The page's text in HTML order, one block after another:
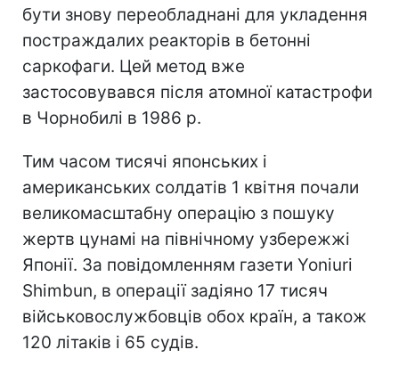
бути знову переобладнані для укладення
постраждалих реакторів в бетонні
саркофаги. Цей метод вже
застосовувався після атомної катастрофи
в Чорнобилі в 1986 р.
Тим часом тисячі японських і
американських солдатів 1 квітня почали
великомасштабну операцію з пошуку
жертв цунамі на північному узбережжі
Японії. За повідомленням газети Yoniuri
Shimbun, в операції задіяно 17 тисяч
військовослужбовців обох країн, а також
120 літаків і 65 судів.